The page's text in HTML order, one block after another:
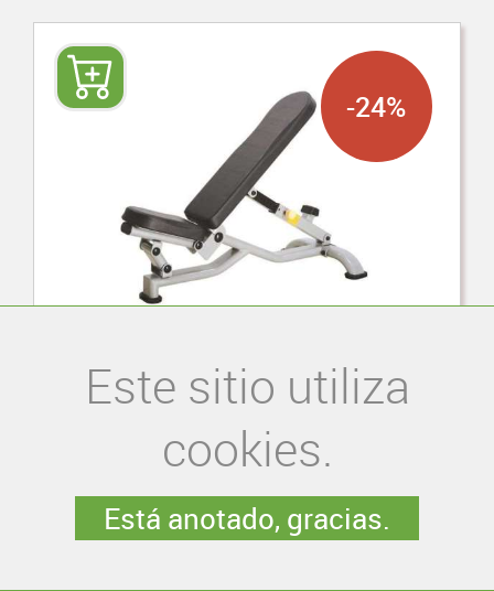
BANCO REGULABLE DORIAN Y
ACTIVE LIFE
S/. 1890.00 S/. 2500.00
-24%
-20%
Este sitio utiliza
cookies.
Está anotado, gracias.